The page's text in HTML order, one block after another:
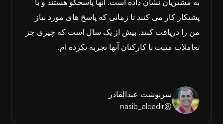
به مشتریان نشان داده است. آنها پاسخگو هستند و با
پشتکار کار می کنند تا زمانی که پاسخ های مورد نیاز
من را دریافت کنند. بیش از یک سال است که چیزی جز
تعاملات مثبت با کارکنان آنها تجربه نکرده ام.
سرنوشت عبدالقادر
@nasib_alqadir